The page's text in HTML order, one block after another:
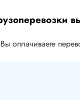
оплачиваете